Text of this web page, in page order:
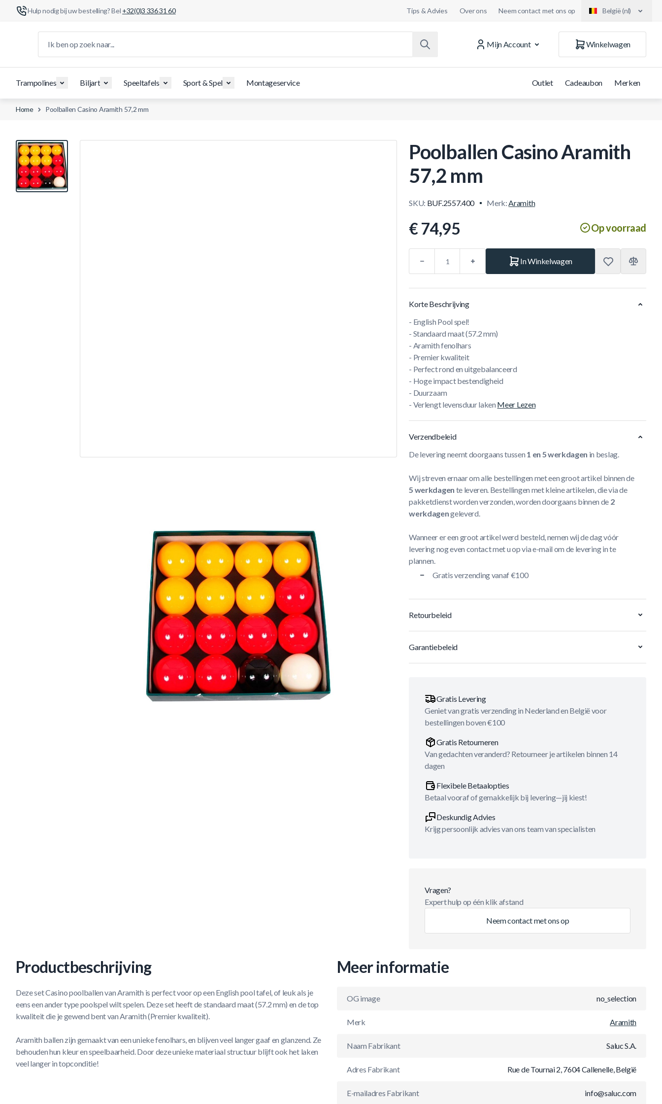
Hulp nodig bij uw bestelling? Bel +32(0)3 336 31 60 Tips & Advies Over ons Neem contact met ons op België (nl)
Mijn Account
Winkelwagen
Trampolines Biljart Speeltafels Sport & Spel Montageservice Outlet Cadeaubon Merken
Home Poolballen Casino Aramith 57,2 mm
View larger image
Poolballen Casino Aramith
57,2 mm
SKU: BUF.2557.400 Merk:Aramith
€ 74,95 Op voorraad
In Winkelwagen
Korte Beschrijving
- English Pool spel!
- Standaard maat (57.2 mm)
- Aramith fenolhars
- Premier kwaliteit
- Perfect rond en uitgebalanceerd
- Hoge impact bestendigheid
- Duurzaam
- Verlengt levensduur laken Meer Lezen
Verzendbeleid
De levering neemt doorgaans tussen 1 en 5 werkdagen in beslag.
Wij streven ernaar om alle bestellingen met een groot artikel binnen de
5 werkdagen te leveren. Bestellingen met kleine artikelen, die via de
pakketdienst worden verzonden, worden doorgaans binnen de 2
werkdagengeleverd.
Wanneer er een groot artikel werd besteld, nemen wij de dag vóór
levering nog even contact met u op via e-mail om de levering in te
plannen.
Gratis verzending vanaf €100
Retourbeleid
Garantiebeleid
Gratis Levering
Geniet van gratis verzending in Nederland en België voor
bestellingen boven €100
Gratis Retourneren
Van gedachten veranderd? Retourneer je artikelen binnen 14
dagen
Flexibele Betaalopties
Betaal vooraf of gemakkelijk bij levering—jij kiest!
Deskundig Advies
Krijg persoonlijk advies van ons team van specialisten
Vragen?
Expert hulp op één klik afstand
Neem contact met ons op
Productbeschrijving
Deze set Casino poolballen van Aramith is perfect voor op een English pool tafel, of leuk als je
eens een ander type poolspel wilt spelen. Deze set heeft de standaard maat (57.2 mm) en de top
kwaliteit die je gewend bent van Aramith (Premier kwaliteit).
Aramith ballen zijn gemaakt van een unieke fenolhars, en blijven veel langer gaaf en glanzend. Ze
behouden hun kleur en speelbaarheid. Door deze unieke materiaal structuur blijft ook het laken
veel langer in topconditie!
Meer informatie
OG image no_selection
Merk Aramith
Naam Fabrikant Saluc S.A.
Adres Fabrikant Rue de Tournai 2, 7604 Callenelle, België
E-mailadres Fabrikant info@saluc.com